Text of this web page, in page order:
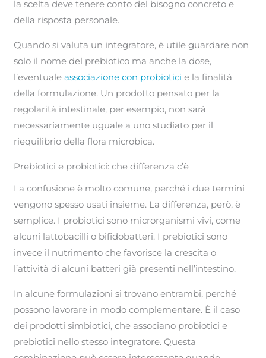
la scelta deve tenere conto del bisogno concreto e
della risposta personale.
Quando si valuta un integratore, è utile guardare non
solo il nome del prebiotico ma anche la dose,
l’eventualeassociazione con probiotici e la finalità
della formulazione. Un prodotto pensato per la
regolarità intestinale, per esempio, non sarà
necessariamente uguale a uno studiato per il
riequilibrio della flora microbica.
Prebiotici e probiotici: che differenza c’è
La confusione è molto comune, perché i due termini
vengono spesso usati insieme. La differenza, però, è
semplice. I probiotici sono microrganismi vivi, come
alcuni lattobacilli o bifidobatteri. I prebiotici sono
invece il nutrimento che favorisce la crescita o
l’attività di alcuni batteri già presenti nell’intestino.
In alcune formulazioni si trovano entrambi, perché
possono lavorare in modo complementare. È il caso
dei prodotti simbiotici, che associano probiotici e
prebiotici nello stesso integratore. Questa